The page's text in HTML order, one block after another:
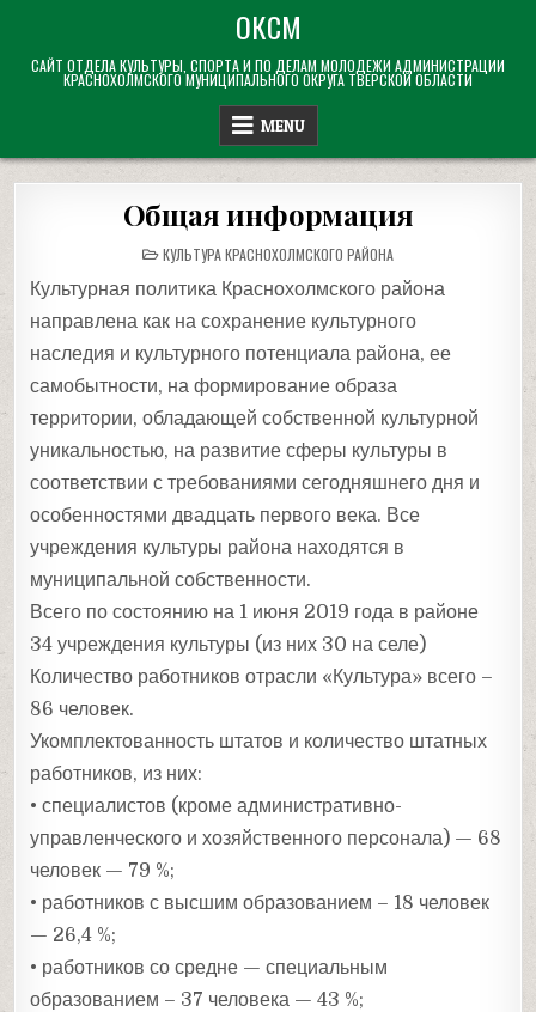
content
ОКСМ
САЙТ ОТДЕЛА КУЛЬТУРЫ, СПОРТА И ПО ДЕЛАМ МОЛОДЕЖИ АДМИНИСТРАЦИИ
КРАСНОХОЛМСКОГО МУНИЦИПАЛЬНОГО ОКРУГА ТВЕРСКОЙ ОБЛАСТИ
MENU
Общая информация
POSTED
IN
КУЛЬТУРА КРАСНОХОЛМСКОГО РАЙОНА
Культурная политика Краснохолмского района
направлена как на сохранение культурного
наследия и культурного потенциала района, ее
самобытности, на формирование образа
территории, обладающей собственной культурной
уникальностью, на развитие сферы культуры в
соответствии с требованиями сегодняшнего дня и
особенностями двадцать первого века. Все
учреждения культуры района находятся в
муниципальной собственности.
Всего по состоянию на 1 июня 2019 года в районе
34 учреждения культуры (из них 30 на селе)
Количество работников отрасли «Культура» всего –
86 человек.
Укомплектованность штатов и количество штатных
работников, из них:
• специалистов (кроме административно-
управленческого и хозяйственного персонала) — 68
человек — 79 %;
• работников с высшим образованием – 18 человек
— 26,4 %;
• работников со средне — специальным
образованием – 37 человека — 43 %;